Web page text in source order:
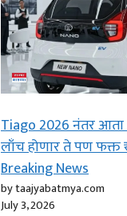
Tiago 2026 नंतर आता
लाँच होणार ते पण फक्त
Breaking News
by taajyabatmya.com
July 3, 2026